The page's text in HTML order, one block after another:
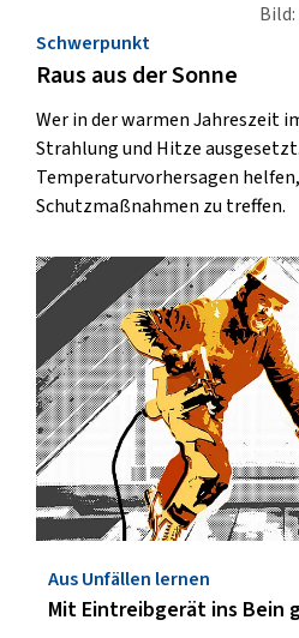
Schwerpunkt
Raus aus der Sonne
Wer in der warmen Jahreszeit
Strahlung und Hitze
Temperaturvorhersagen
Schutzmaßnahmen zu treffen.
Aus Unfällen lernen
Mit Eintreibgerät ins Bein